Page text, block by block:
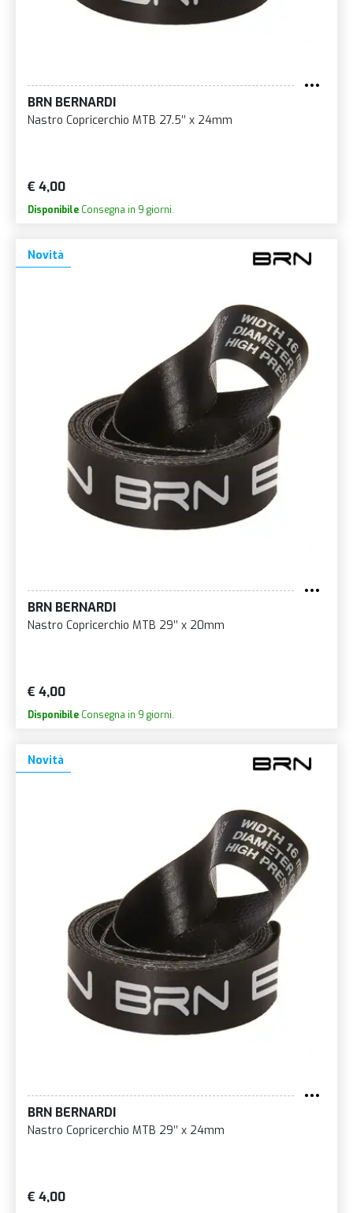
BRN BERNARDI
Nastro Copricerchio MTB 27.5’’ x 24mm
€ 4,00
Disponibile Consegna in 9 giorni.
Novità
BRN BERNARDI
Nastro Copricerchio MTB 29’’ x 20mm
€ 4,00
Disponibile Consegna in 9 giorni.
Novità
BRN BERNARDI
Nastro Copricerchio MTB 29’’ x 24mm
€ 4,00